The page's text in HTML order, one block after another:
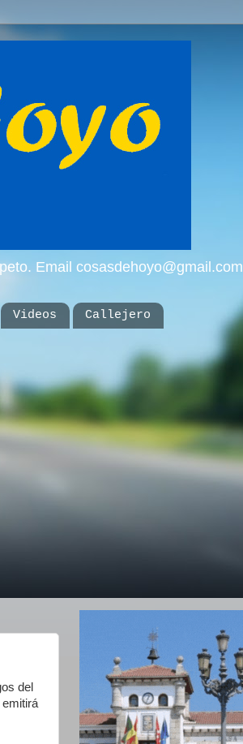
Email cosasdehoyo@gmail.com
Videos
Callejero
del
emitirá